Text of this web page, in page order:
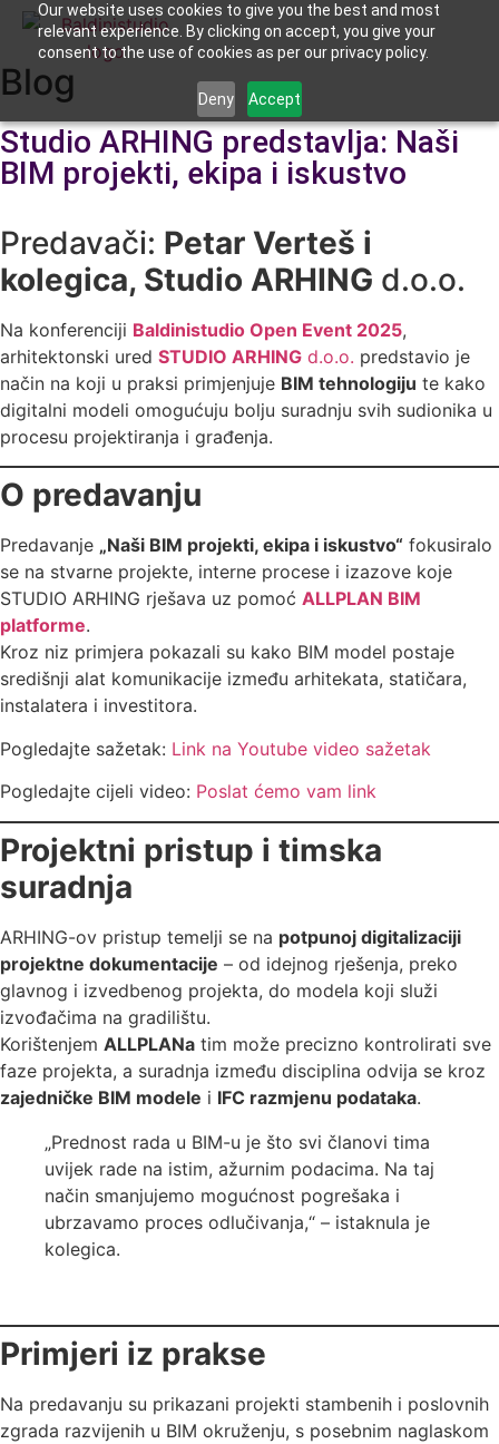
Our website uses cookies to give you the best and most
relevant experience. By clicking on accept, you give your
consent to the use of cookies as per our privacy policy.
Deny Accept
Blog
Studio ARHING predstavlja: Naši
BIM projekti, ekipa i iskustvo
Predavači: Petar Verteš i
kolegica, Studio ARHING d.o.o.
Na konferenciji Baldinistudio Open Event 2025,
arhitektonski ured STUDIO ARHING d.o.o. predstavio je
način na koji u praksi primjenjuje BIM tehnologiju te kako
digitalni modeli omogućuju bolju suradnju svih sudionika u
procesu projektiranja i građenja.
O predavanju
Predavanje „Naši BIM projekti, ekipa i iskustvo“ fokusiralo
se na stvarne projekte, interne procese i izazove koje
STUDIO ARHING rješava uz pomoć ALLPLAN BIM
platforme.
Kroz niz primjera pokazali su kako BIM model postaje
središnji alat komunikacije između arhitekata, statičara,
instalatera i investitora.
Pogledajte sažetak: Link na Youtube video sažetak
Pogledajte cijeli video: Poslat ćemo vam link
Projektni pristup i timska
suradnja
ARHING-ov pristup temelji se na potpunoj digitalizaciji
projektne dokumentacije – od idejnog rješenja, preko
glavnog i izvedbenog projekta, do modela koji služi
izvođačima na gradilištu.
Korištenjem ALLPLANa tim može precizno kontrolirati sve
faze projekta, a suradnja između disciplina odvija se kroz
zajedničke BIM modele i IFC razmjenu podataka.
„Prednost rada u BIM-u je što svi članovi tima
uvijek rade na istim, ažurnim podacima. Na taj
način smanjujemo mogućnost pogrešaka i
ubrzavamo proces odlučivanja,“ – istaknula je
kolegica.
Primjeri iz prakse
Na predavanju su prikazani projekti stambenih i poslovnih
zgrada razvijenih u BIM okruženju, s posebnim naglaskom